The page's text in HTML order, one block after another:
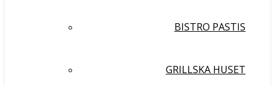
BISTRO PASTIS
GRILLSKA HUSET